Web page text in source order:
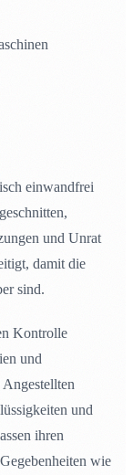
einwandfrei
und Unrat
damit die
sind.
Kontrolle
und
und
ihren
wie